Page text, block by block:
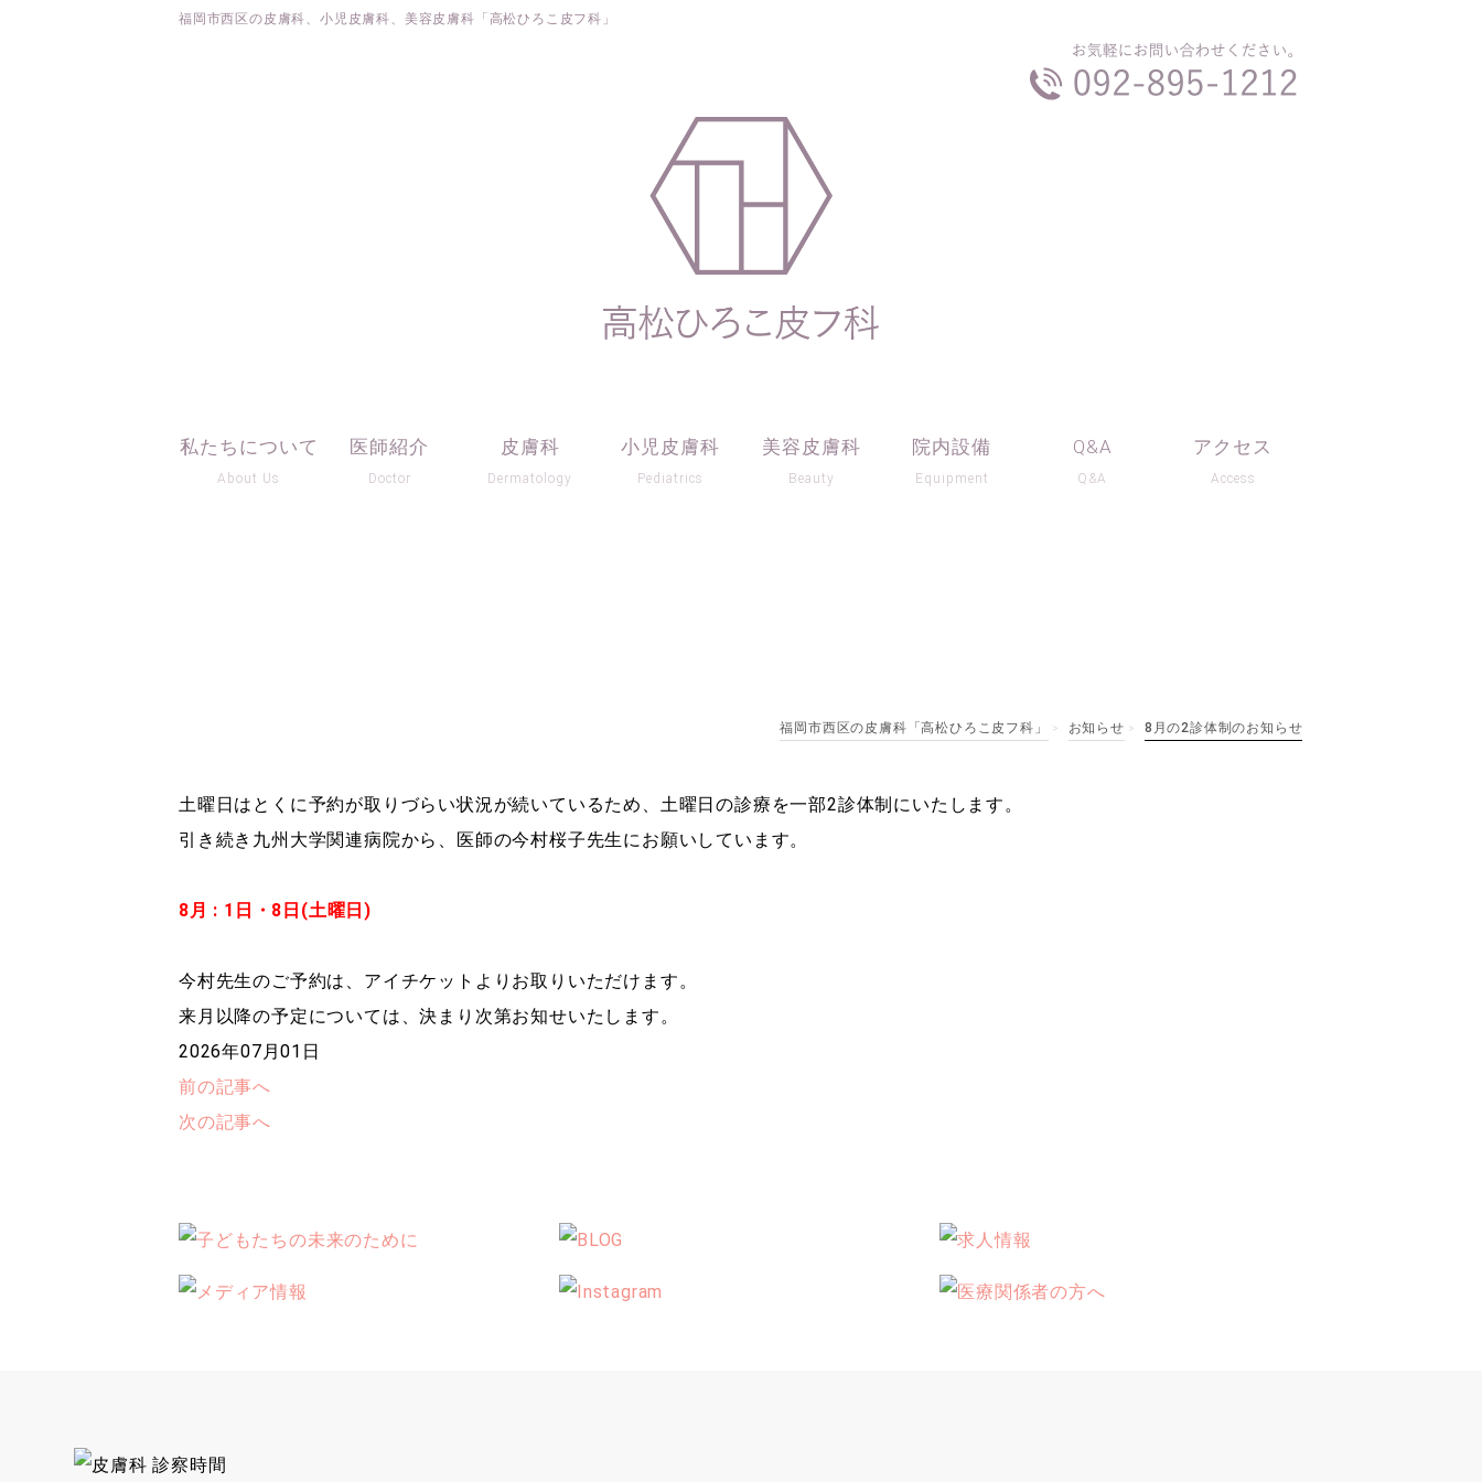
福岡市西区の皮膚科、小児皮膚科、美容皮膚科「高松ひろこ皮フ科」
私たちについて
About Us
医師紹介
Doctor
皮膚科
Dermatology
小児皮膚科
Pediatrics
美容皮膚科
Beauty
院内設備
Equipment
Q&A
Q&A
アクセス
Access
福岡市西区の皮膚科「高松ひろこ皮フ科」 > お知らせ > 8月の2診体制のお知らせ
土曜日はとくに予約が取りづらい状況が続いているため、土曜日の診療を一部2診体制にいたします。
引き続き九州大学関連病院から、医師の今村桜子先生にお願いしています。
8月 : 1日・8日(土曜日)
今村先生のご予約は、アイチケットよりお取りいただけます。
来月以降の予定については、決まり次第お知せいたします。
2026年07月01日
前の記事へ
次の記事へ